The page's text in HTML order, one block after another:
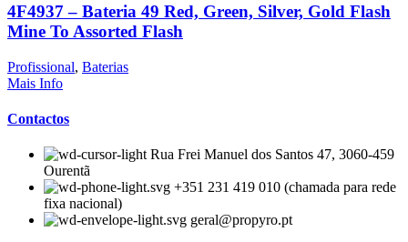
4F4937 – Bateria 49 Red, Green, Silver, Gold Flash
Mine To Assorted Flash
Profissional, Baterias
Mais Info
Contactos
Rua Frei Manuel dos Santos 47, 3060-459
Ourentã​
+351 231 419 010 (chamada para rede
fixa nacional)
geral@propyro.pt